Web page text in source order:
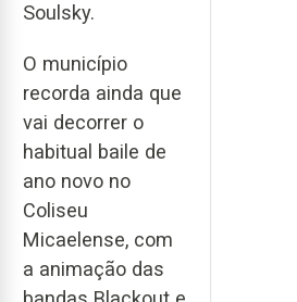
Soulsky.
O município
recorda ainda que
vai decorrer o
habitual baile de
ano novo no
Coliseu
Micaelense, com
a animação das